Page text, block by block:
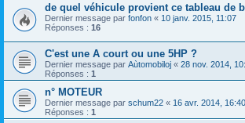
de quel véhicule provient ce tableau de
Dernier message par fonfon « 10 janv. 2015, 11:07
Réponses : 16
C'est une A court ou une 5HP ?
Dernier message par Aùtomobiloj « 28 nov. 2014,
Réponses : 1
n° MOTEUR
Dernier message par schum22 « 16 avr. 2014, 16:40
Réponses : 1